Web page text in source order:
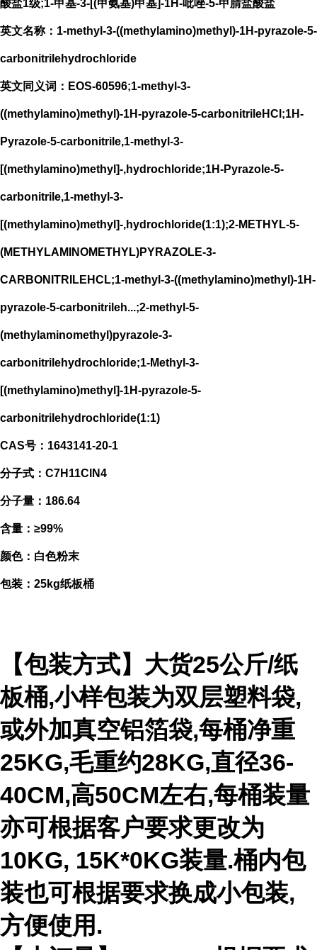
酸盐1级;1-甲基-3-[(甲氨基)甲基]-1H-吡唑-5-甲腈盐酸盐
英文名称：1-methyl-3-((methylamino)methyl)-1H-pyrazole-5-
carbonitrilehydrochloride
英文同义词：EOS-60596;1-methyl-3-
((methylamino)methyl)-1H-pyrazole-5-carbonitrileHCl;1H-
Pyrazole-5-carbonitrile,1-methyl-3-
[(methylamino)methyl]-,hydrochloride;1H-Pyrazole-5-
carbonitrile,1-methyl-3-
[(methylamino)methyl]-,hydrochloride(1:1);2-METHYL-5-
(METHYLAMINOMETHYL)PYRAZOLE-3-
CARBONITRILEHCL;1-methyl-3-((methylamino)methyl)-1H-
pyrazole-5-carbonitrileh...;2-methyl-5-
(methylaminomethyl)pyrazole-3-
carbonitrilehydrochloride;1-Methyl-3-
[(methylamino)methyl]-1H-pyrazole-5-
carbonitrilehydrochloride(1:1)
CAS号：1643141-20-1
分子式：C7H11ClN4
分子量：186.64
含量：≥99%
颜色：白色粉末
包装：25kg纸板桶
【包装方式】大货25公斤/纸
板桶,小样包装为双层塑料袋,
或外加真空铝箔袋,每桶净重
25KG,毛重约28KG,直径36-
40CM,高50CM左右,每桶装量
亦可根据客户要求更改为
10KG, 15K*0KG装量.桶内包
装也可根据要求换成小包装,
方便使用.